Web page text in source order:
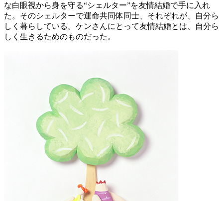
な白眼視から身を守る“シェルター”を友情結婚で手に入れ
た。そのシェルターで運命共同体同士、それぞれが、自分ら
しく暮らしている。ケンさんにとって友情結婚とは、自分ら
しく生きるためのものだった。